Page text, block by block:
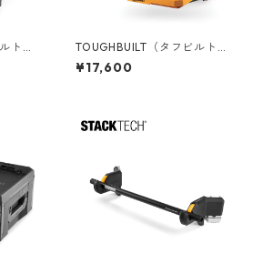
ト）S
ク)
ドロ
TOUGHBUILT（タフビルト）S
TACK TECH(スタックテック)
2シェルフ収納システム TB-B1
¥17,600